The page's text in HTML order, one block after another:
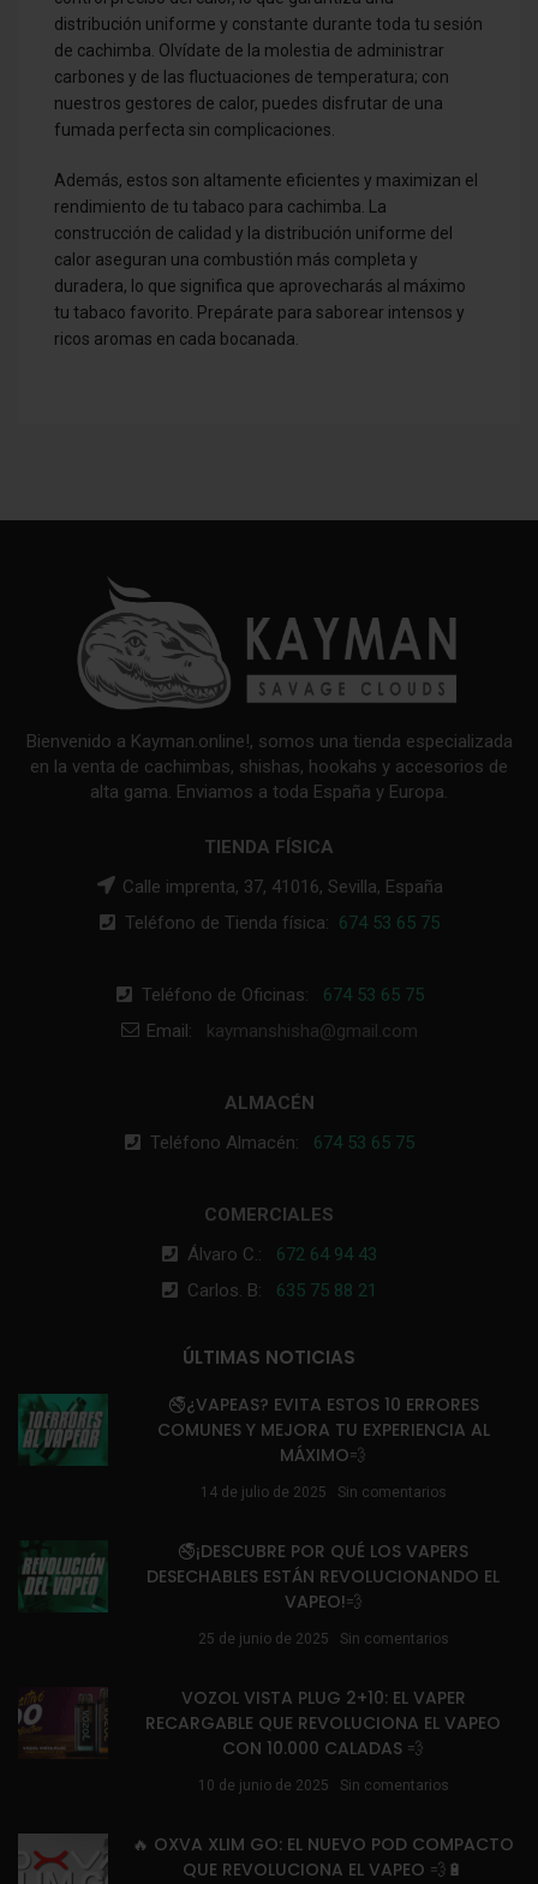
distribución uniforme y constante durante toda tu sesión
de cachimba. Olvídate de la molestia de administrar
carbones y de las fluctuaciones de temperatura; con
nuestros gestores de calor, puedes disfrutar de una
fumada perfecta sin complicaciones.
Además, estos son altamente eficientes y maximizan el
rendimiento de tu tabaco para cachimba. La
construcción de calidad y la distribución uniforme del
calor aseguran una combustión más completa y
duradera, lo que significa que aprovecharás al máximo
tu tabaco favorito. Prepárate para saborear intensos y
ricos aromas en cada bocanada.
Bienvenido a Kayman.online!, somos una tienda especializada
en la venta de cachimbas, shishas, hookahs y accesorios de
alta gama. Enviamos a toda España y Europa.
TIENDA FÍSICA
Calle imprenta, 37, 41016, Sevilla, España
Teléfono de Tienda física: 674 53 65 75
Teléfono de Oficinas: 674 53 65 75
Email:
kaymanshisha@gmail.com
ALMACÉN
Teléfono Almacén: 674 53 65 75
COMERCIALES
Álvaro C.: 672 64 94 43
Carlos. B: 635 75 88 21
ÚLTIMAS NOTICIAS
🚭¿VAPEAS? EVITA ESTOS 10 ERRORES
COMUNES Y MEJORA TU EXPERIENCIA AL
MÁXIMO💨
14 de julio de 2025 Sin comentarios
🚭¡DESCUBRE POR QUÉ LOS VAPERS
DESECHABLES ESTÁN REVOLUCIONANDO EL
VAPEO!💨
25 de junio de 2025 Sin comentarios
VOZOL VISTA PLUG 2+10: EL VAPER
RECARGABLE QUE REVOLUCIONA EL VAPEO
CON 10.000 CALADAS 💨
10 de junio de 2025 Sin comentarios
🔥 OXVA XLIM GO: EL NUEVO POD COMPACTO
QUE REVOLUCIONA EL VAPEO 💨🔋